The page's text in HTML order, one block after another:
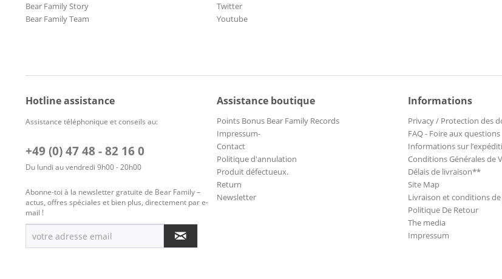
Bear Family Story
Bear Family Team
Twitter
Youtube
Hotline assistance
Assistance téléphonique et conseils au:
+49 (0) 47 48 - 82 16 0
Du lundi au vendredi 9h00 - 20h00
Abonne-toi à la newsletter gratuite de Bear Family –
actus, offres spéciales et bien plus, directement par e-
mail !
Assistance boutique
Points Bonus Bear Family Records
Impressum-
Contact
Politique d'annulation
Produit défectueux.
Return
Newsletter
Informations
Privacy / Protection des
FAQ - Foire aux questions
Informations sur
Conditions Générales de
Délais de livraison**
Site Map
Livraison et conditions
Politique De Retour
The media
Impressum